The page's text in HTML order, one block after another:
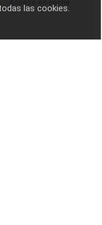
las cookies.